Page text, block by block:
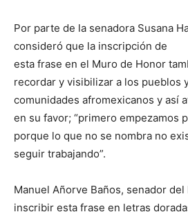
Por parte de la senadora Susana
consideró que la inscripción de
esta frase en el Muro de Honor
recordar y visibilizar a los pueblos
comunidades afromexicanos y así
en su favor; “primero empezamos
porque lo que no se nombra no
seguir trabajando”.
Manuel Añorve Baños, senador
inscribir esta frase en letras